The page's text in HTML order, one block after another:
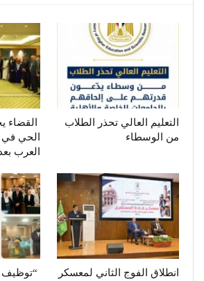
التعليم العالي تحذر الطلاب
من الوسطاء
القضاء
الحي في
العرب بعد
انطلاق الفوج الثاني لمعسكر
“توظيف